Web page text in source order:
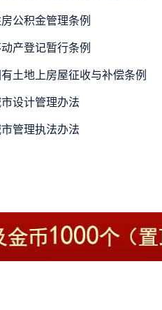
公积金管理条例
产登记暂行条例
有土地上房屋征收与补偿条例
设计管理办法
管理执法办法